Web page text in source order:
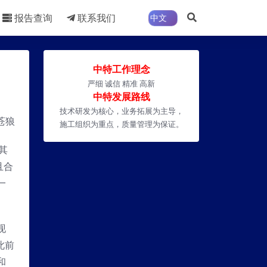
报告查询 联系我们
狼
合
前
中特工作理念
严细 诚信 精准 高新
中特发展路线
技术研发为核心，业务拓展为主导，
施工组织为重点，质量管理为保证。